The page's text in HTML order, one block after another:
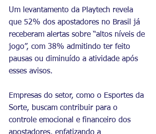
Um levantamento da Playtech revela
que 52% dos apostadores no Brasil já
receberam alertas sobre “altos níveis de
jogo”, com 38% admitindo ter feito
pausas ou diminuído a atividade após
esses avisos.
Empresas do setor, como o Esportes da
Sorte, buscam contribuir para o
controle emocional e financeiro dos